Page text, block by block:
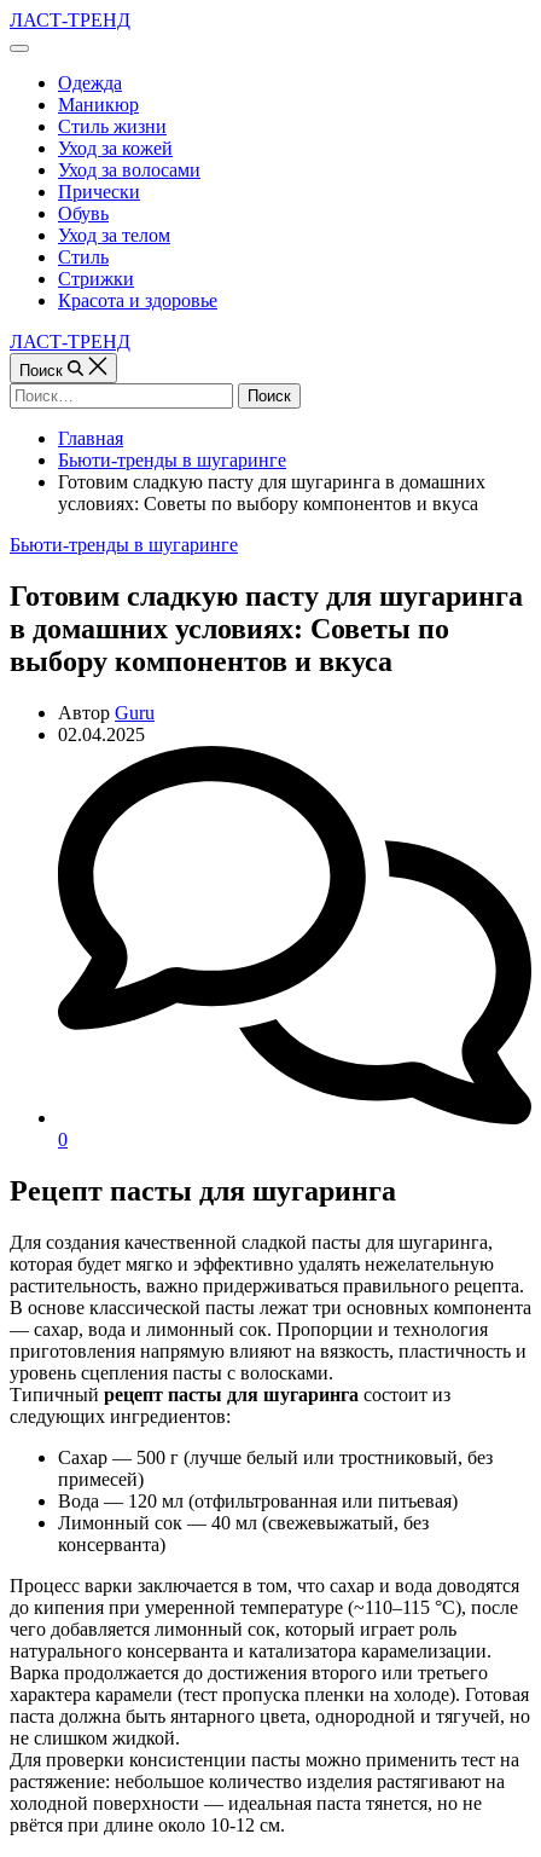
Перейти
к
ЛАСТ-ТРЕНД
Вне
холстаОдежда
Маникюр
Стиль жизни
Уход за кожей
Уход за волосами
Прически
Обувь
Уход за телом
Стиль
Стрижки
Красота и здоровье
ЛАСТ-ТРЕНД
Поиск
Найти:
Главная
Бьюти-тренды в шугаринге
Готовим сладкую пасту для шугаринга в домашних
условиях: Советы по выбору компонентов и вкуса
Рубрики
Бьюти-тренды в шугаринге
Готовим сладкую пасту для шугаринга
в домашних условиях: Советы по
выбору компонентов и вкуса
Автор Guru
02.04.2025
0
Рецепт пасты для шугаринга
Для создания качественной сладкой пасты для шугаринга,
которая будет мягко и эффективно удалять нежелательную
растительность, важно придерживаться правильного рецепта.
В основе классической пасты лежат три основных компонента
— сахар, вода и лимонный сок. Пропорции и технология
приготовления напрямую влияют на вязкость, пластичность и
уровень сцепления пасты с волосками.
Типичный рецепт пасты для шугаринга состоит из
следующих ингредиентов:
Сахар — 500 г (лучше белый или тростниковый, без
примесей)
Вода — 120 мл (отфильтрованная или питьевая)
Лимонный сок — 40 мл (свежевыжатый, без
консерванта)
Процесс варки заключается в том, что сахар и вода доводятся
до кипения при умеренной температуре (~110–115 °C), после
чего добавляется лимонный сок, который играет роль
натурального консерванта и катализатора карамелизации.
Варка продолжается до достижения второго или третьего
характера карамели (тест пропуска пленки на холоде). Готовая
паста должна быть янтарного цвета, однородной и тягучей, но
не слишком жидкой.
Для проверки консистенции пасты можно применить тест на
растяжение: небольшое количество изделия растягивают на
холодной поверхности — идеальная паста тянется, но не
рвётся при длине около 10-12 см.